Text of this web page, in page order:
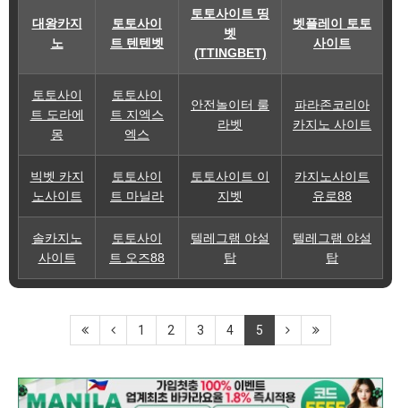
대왕카지
노
토토사이
트 텐텐벳
토토사이트 띵
벳
(TTINGBET)
벳플레이 토토
사이트
토토사이
트 도라에
몽
토토사이
트 지엑스
엑스
안전놀이터 룰
라벳
파라존코리아
카지노 사이트
빅벳 카지
노사이트
토토사이
트 마닐라
토토사이트 이
지벳
카지노사이트
유로88
솔카지노
사이트
토토사이
트 오즈88
텔레그램 야설
탑
텔레그램 야설
탑
1 2 3 4 5